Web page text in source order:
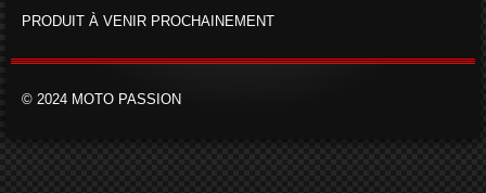
PRODUIT À VENIR PROCHAINEMENT
© 2024 MOTO PASSION